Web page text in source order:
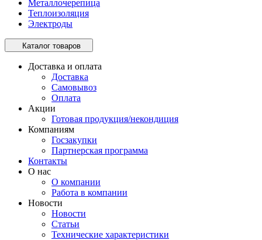
Металлочерепица
Теплоизоляция
Электроды
Каталог товаров
Доставка и оплата
Доставка
Самовывоз
Оплата
Акции
Готовая продукция/некондиция
Компаниям
Госзакупки
Партнерская программа
Контакты
О нас
О компании
Работа в компании
Новости
Новости
Статьи
Технические характеристики